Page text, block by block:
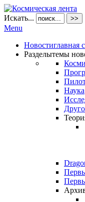
Искать... >>
Menu
Новостиглавная
Разделытемы
Наука